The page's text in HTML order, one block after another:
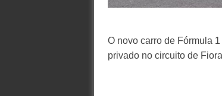
O novo carro de Fórmula
privado no circuito de